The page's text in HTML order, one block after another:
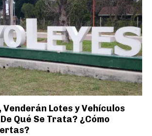
Venderán Lotes y Vehículos
Qué Se Trata? ¿Cómo